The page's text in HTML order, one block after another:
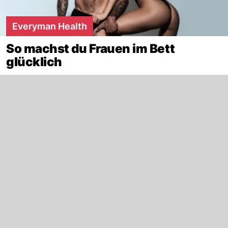
Everyman Health
So machst du Frauen im Bett
glücklich